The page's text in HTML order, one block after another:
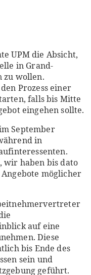
UPM die Absicht,
in Grand-
zu wollen.
Prozess einer
falls bis Mitte
eingehen sollte.
September
in
wir haben bis dato
möglicher
auf eine
Diese
bis Ende des
sein und
geführt.